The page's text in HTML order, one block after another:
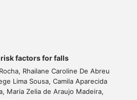
factors for falls
Rhailane Caroline De Abreu
Lima Sousa, Camila Aparecida
Maria Zelia de Araujo Madeira,